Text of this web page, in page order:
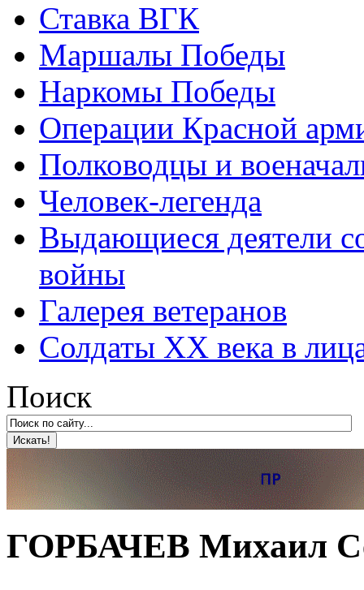
Ставка ВГК
Маршалы Победы
Наркомы Победы
Операции Красной
Полководцы и
Человек-легенда
Выдающиеся деятели
войны
Галерея ветеранов
Солдаты XX века в
Поиск
ГОРБАЧЕВ Михаил